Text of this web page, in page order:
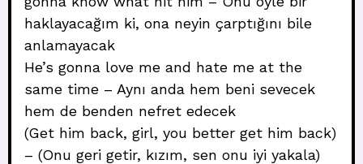
haklayacağım ki, ona neyin çarptığını bile
anlamayacak
He’s gonna love me and hate me at the
same time – Aynı anda hem beni sevecek
hem de benden nefret edecek
(Get him back, girl, you better get him back)
– (Onu geri getir, kızım, sen onu iyi yakala)